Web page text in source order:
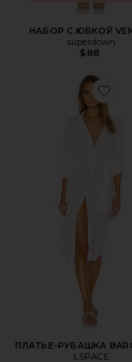
НАБОР С ЮБКОЙ
superdown
$88
ПЛАТЬЕ-РУБАШКА
LSPACE